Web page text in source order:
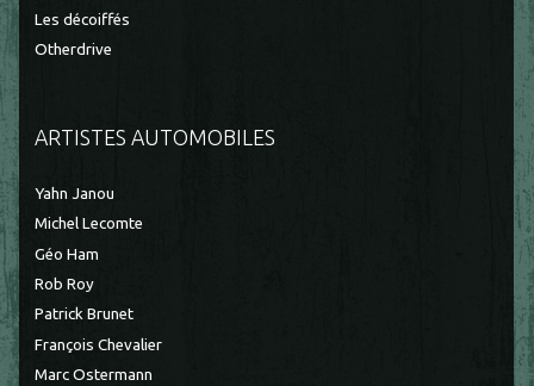
Les décoiffés
Otherdrive
ARTISTES AUTOMOBILES
Yahn Janou
Michel Lecomte
Géo Ham
Rob Roy
Patrick Brunet
François Chevalier
Marc Ostermann